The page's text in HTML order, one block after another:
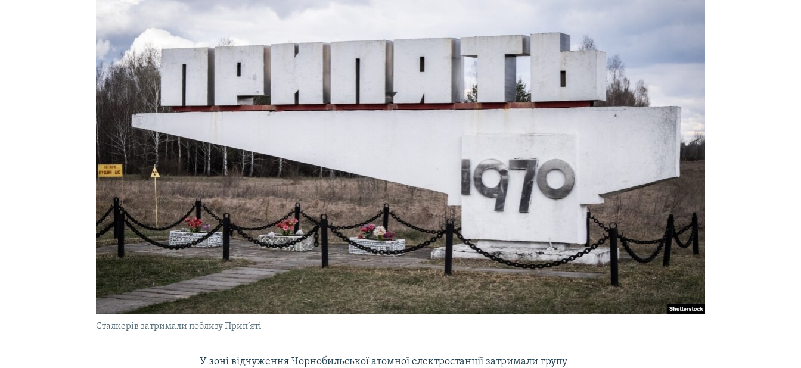
Сталкерів затримали поблизу Прип’яті
У зоні відчуження Чорнобильської атомної електростанції затримали групу